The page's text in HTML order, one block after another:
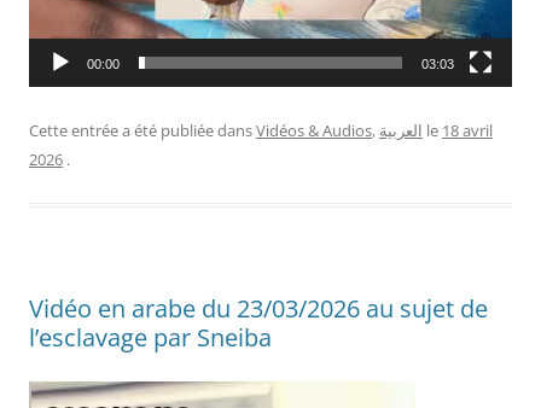
00:00 03:03
Cette entrée a été publiée dansVidéos & Audios, العربية le 18 avril
2026 .
Vidéo en arabe du 23/03/2026 au sujet de
l’esclavage par Sneiba
Lecteur